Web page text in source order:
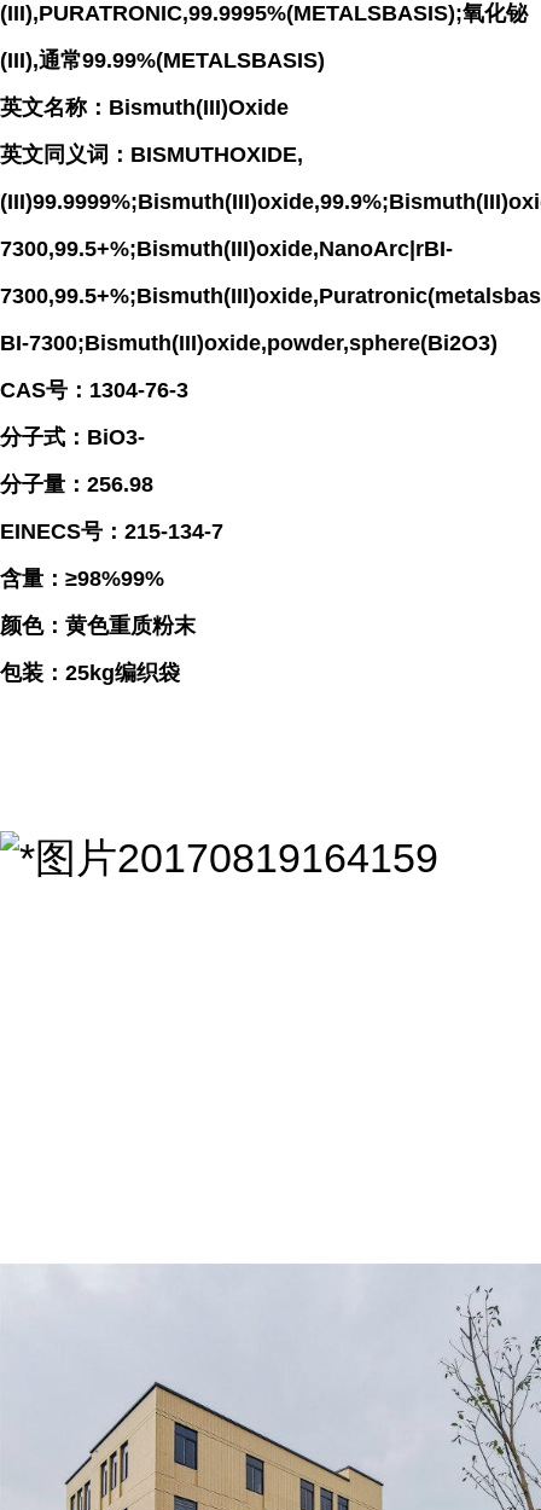
(III),PURATRONIC,99.9995%(METALSBASIS);氧化铋
(III),通常99.99%(METALSBASIS)
英文名称：Bismuth(III)Oxide
英文同义词：BISMUTHOXIDE,
7300,99.5+%;Bismuth(III)oxide,NanoArc|rBI-
BI-7300;Bismuth(III)oxide,powder,sphere(Bi2O3)
CAS号：1304-76-3
分子式：BiO3-
分子量：256.98
EINECS号：215-134-7
含量：≥98%99%
颜色：黄色重质粉末
包装：25kg编织袋